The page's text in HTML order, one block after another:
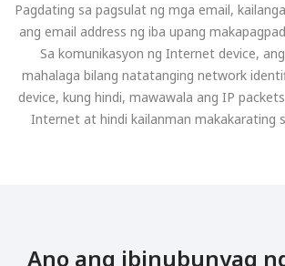
Pagdating sa pagsulat ng mga email,
ang email address ng iba upang
Sa komunikasyon ng Internet device,
mahalaga bilang natatanging network
device, kung hindi, mawawala ang IP
Internet at hindi kailanman makakarating
Ano ang ibinubunyag